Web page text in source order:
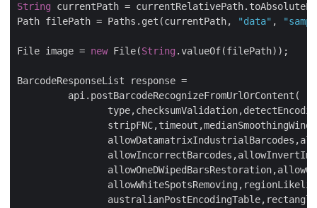
String currentPath =
Path filePath = Paths.get(currentPath,
"data" ,
File image = new File(String .valueOf(filePath));
BarcodeResponseList response =